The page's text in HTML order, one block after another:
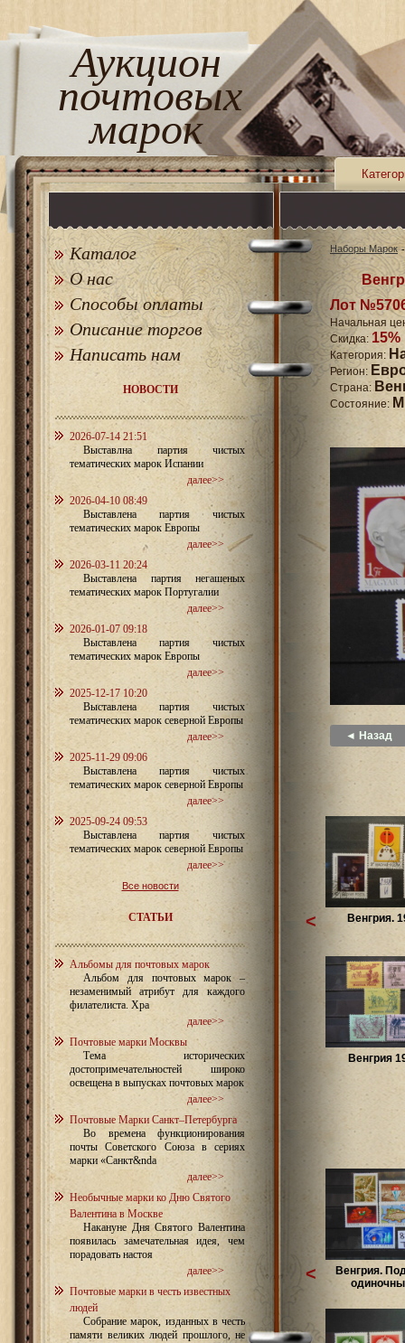
Аукцион
почтовых
марок
Каталог
О нас
Способы оплаты
Описание торгов
Написать нам
НОВОСТИ
2026-07-14 21:51
Выставлна партия чистых
тематических марок Испании
далее>>
2026-04-10 08:49
Выставлена партия чистых
тематических марок Европы
далее>>
2026-03-11 20:24
Выставлена партия негашеных
тематических марок Португалии
далее>>
2026-01-07 09:18
Выставлена партия чистых
тематических марок Европы
далее>>
2025-12-17 10:20
Выставлена партия чистых
тематических марок северной Европы
далее>>
2025-11-29 09:06
Выставлена партия чистых
тематических марок северной Европы
далее>>
2025-09-24 09:53
Выставлена партия чистых
тематических марок северной Европы
далее>>
Все новости
СТАТЬИ
Альбомы для почтовых марок
Альбом для почтовых марок –
незаменимый атрибут для каждого
филателиста. Хра
далее>>
Почтовые марки Москвы
Тема исторических
достопримечательностей широко
освещена в выпусках почтовых марок
далее>>
Почтовые Марки Санкт–Петербурга
Во времена функционирования
почты Советского Союза в сериях
марки «Санкт&nda
далее>>
Необычные марки ко Дню Святого
Валентина в Москве
Накануне Дня Святого Валентина
появилась замечательная идея, чем
порадовать настоя
далее>>
Почтовые марки в честь известных
людей
Собрание марок, изданных в честь
памяти великих людей прошлого, не
Наборы Марок
Лот
Начальная
Скидка: 15%
Категория:
Регион:
Страна:
Состояние:
◄ Назад
Венгрия.
Венгрия
<
Венгрия.
<